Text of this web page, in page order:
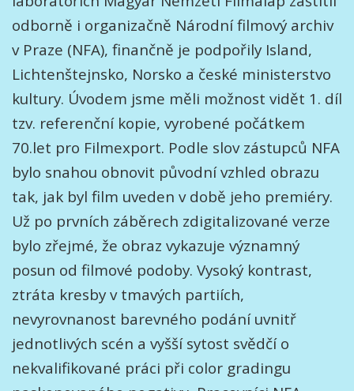
odborně i organizačně Národní filmový archiv
v Praze (NFA), finančně je podpořily Island,
Lichtenštejnsko, Norsko a české ministerstvo
kultury. Úvodem jsme měli možnost vidět 1. díl
tzv. referenční kopie, vyrobené počátkem
70.let pro Filmexport. Podle slov zástupců NFA
bylo snahou obnovit původní vzhled obrazu
tak, jak byl film uveden v době jeho premiéry.
Už po prvních záběrech zdigitalizované verze
bylo zřejmé, že obraz vykazuje významný
posun od filmové podoby. Vysoký kontrast,
ztráta kresby v tmavých partiích,
nevyrovnanost barevného podání uvnitř
jednotlivých scén a vyšší sytost svědčí o
nekvalifikované práci při color gradingu